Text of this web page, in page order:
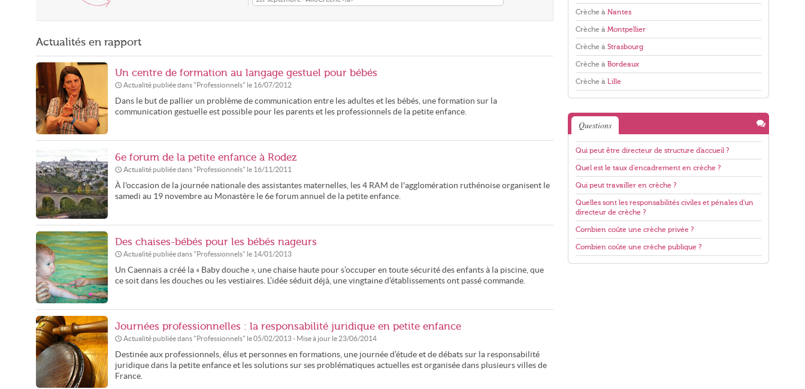
Actualités en rapport
Un centre de formation au langage gestuel pour bébés
Actualité publiée dans "Professionnels" le 16/07/2012
Dans le but de pallier un problème de communication entre les adultes et les bébés, une formation sur la
communication gestuelle est possible pour les parents et les professionnels de la petite enfance.
6e forum de la petite enfance à Rodez
Actualité publiée dans "Professionnels" le 16/11/2011
À l'occasion de la journée nationale des assistantes maternelles, les 4 RAM de l'agglomération ruthénoise organisent le
samedi au 19 novembre au Monastère le 6e forum annuel de la petite enfance.
Des chaises-bébés pour les bébés nageurs
Actualité publiée dans "Professionnels" le 14/01/2013
Un Caennais a créé la « Baby douche », une chaise haute pour s’occuper en toute sécurité des enfants à la piscine, que
ce soit dans les douches ou les vestiaires. L’idée séduit déjà, une vingtaine d’établissements ont passé commande.
Journées professionnelles : la responsabilité juridique en petite enfance
Actualité publiée dans "Professionnels" le05/02/2013- Mise à jour le 23/06/2014
Destinée aux professionnels, élus et personnes en formations, une journée d’étude et de débats sur la responsabilité
juridique dans la petite enfance et les solutions sur ses problématiques actuelles est organisée dans plusieurs villes de
France.
Crèche à Nantes
Crèche à Montpellier
Crèche à Strasbourg
Crèche à Bordeaux
Crèche à Lille
Questions
Qui peut être directeur de structure d'accueil ?
Quel est le taux d'encadrement en crèche ?
Qui peut travailler en crèche ?
Quelles sont les responsabilités civiles et pénales d'un
directeur de crèche ?
Combien coûte une crèche privée ?
Combien coûte une crèche publique ?